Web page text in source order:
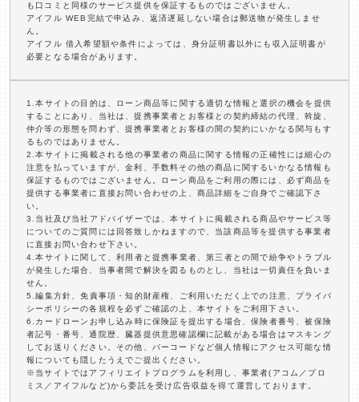
も口コミと同様のサービス提供を保証するものではございません。
アイフル WEB完結で申込み、返済遅延しない場合は郵送物が発生しませ
ん。
アイフル 借入希望額や条件によっては、身分証明書以外にも収入証明書が
必要となる場合があります。
1.本サイトの目的は、ローン商品等に関する適切な情報と選択の機会を提供
することにあり、当社は、提携事業者とお客様との契約締結の代理、斡旋、
仲介等の形態を問わず、提携事業者とお客様の間の契約にいかなる関与もす
るものではありません。
2.本サイトに掲載される他の事業者の商品に関する情報の正確性には細心の
注意を払っていますが、金利、手数料その他の商品に関するいかなる情報も
保証するものではございません。ローン商品をご利用の際には、必ず商品を
提供する事業者に直接お問い合わせの上、商品詳細をご自身でご確認下さ
い。
3.当社及び当社アドバイザーでは、本サイトに掲載される商品やサービス等
についてのご質問には回答致しかねますので、当該商品等を提供する事業者
に直接お問い合わせ下さい。
4.本サイトに関して、利用者と提携事業者、第三者との間で紛争やトラブル
が発生した場合、当事者間で解決を図るものとし、当社は一切責任を負いま
せん。
5.編集方針、免責事項・知的財産権、ご利用いただく上での注意、プライバ
シーポリシーの各規程を必ずご確認の上、本サイトをご利用下さい。
6.カードローンお申し込み時に保険証を提出する場合、保険者番号、被保険
者記号・番号、通院歴、臓器提供意思確認欄に記載がある場合はマスキング
してお送りください。その他、バーコードなど個人情報にアクセス可能な情
報についても隠したうえでご提出ください。
※当サイトではアフィリエイトプログラムを利用し、事業者(アコム／プロ
ミス／アイフルなど)から委託を受け広告収益を得て運営しております。